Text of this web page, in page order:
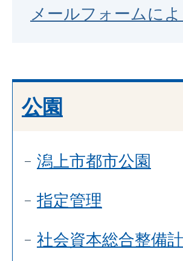
メールフォームに
公園
潟上市都市公園
指定管理
社会資本総合整備